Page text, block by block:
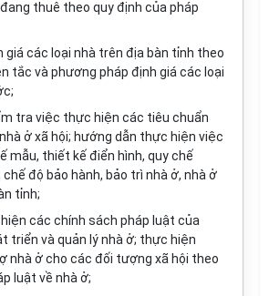
thuê theo quy định của pháp
giá các loại nhà trên địa bàn tỉnh theo
tắc và phương pháp định giá các loại
tra việc thực hiện các tiêu chuẩn
ở xã hội; hướng dẫn thực hiện việc
mẫu, thiết kế điển hình, quy chế
chế độ bảo hành, bảo trì nhà ở, nhà ở
tỉnh;
các chính sách pháp luật của
triển và quản lý nhà ở; thực hiện
nhà ở cho các đối tượng xã hội theo
luật về nhà ở;